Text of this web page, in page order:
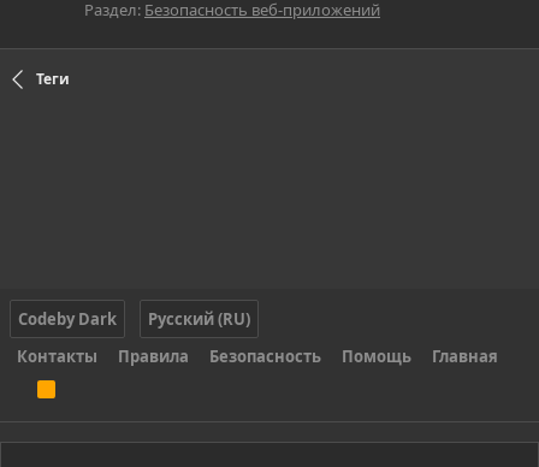
Раздел: Безопасность веб-приложений
Теги
Codeby Dark
Русский (RU)
Контакты
Правила Безопасность Помощь Главная
S